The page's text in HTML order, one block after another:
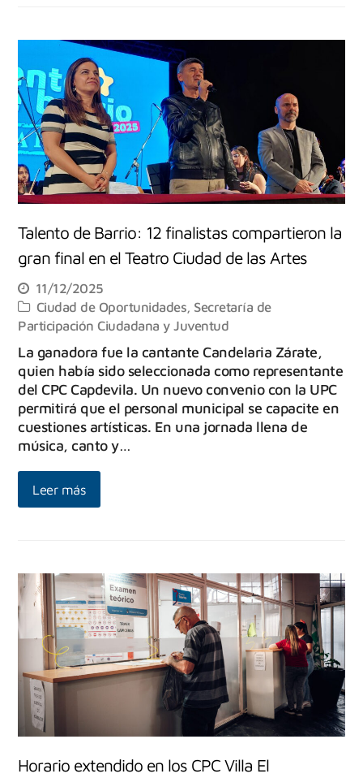
Talento de Barrio: 12 finalistas compartieron la
gran final en el Teatro Ciudad de las Artes
11/12/2025
Ciudad de Oportunidades, Secretaría de
Participación Ciudadana y Juventud
La ganadora fue la cantante Candelaria Zárate,
quien había sido seleccionada como representante
del CPC Capdevila. Un nuevo convenio con la UPC
permitirá que el personal municipal se capacite en
cuestiones artísticas. En una jornada llena de
música, canto y…
Leer más
Horario extendido en los CPC Villa El